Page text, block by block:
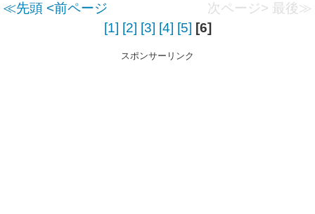
≪先頭 <前ページ 次ページ> 最後≫
[1] [2] [3] [4] [5] [6]
スポンサーリンク